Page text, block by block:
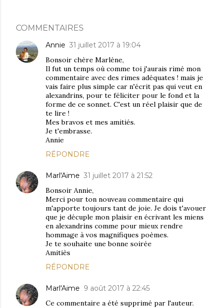
COMMENTAIRES
Annie 31 juillet 2017 à 19:04
Bonsoir chère Marlène,
Il fut un temps où comme toi j'aurais rimé mon
commentaire avec des rimes adéquates ! mais je
vais faire plus simple car n'écrit pas qui veut en
alexandrins, pour te féliciter pour le fond et la
forme de ce sonnet. C'est un réel plaisir que de
te lire !
Mes bravos et mes amitiés.
Je t'embrasse.
Annie
RÉPONDRE
Marl'Aime 31 juillet 2017 à 21:52
Bonsoir Annie,
Merci pour ton nouveau commentaire qui
m'apporte toujours tant de joie. Je dois t'avouer
que je décuple mon plaisir en écrivant les miens
en alexandrins comme pour mieux rendre
hommage à vos magnifiques poèmes.
Je te souhaite une bonne soirée
Amitiès
RÉPONDRE
Marl'Aime 9 août 2017 à 22:45
Ce commentaire a été supprimé par l'auteur.